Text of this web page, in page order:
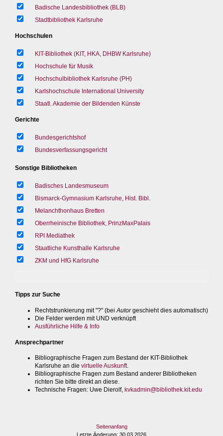
Badische Landesbibliothek (BLB)
Stadtbibliothek Karlsruhe
Hochschulen
KIT-Bibliothek (KIT, HKA, DHBW Karlsruhe)
Hochschule für Musik
Hochschulbibliothek Karlsruhe (PH)
Karlshochschule International University
Staatl. Akademie der Bildenden Künste
Gerichte
Bundesgerichtshof
Bundesverfassungsgericht
Sonstige Bibliotheken
Badisches Landesmuseum
Bismarck-Gymnasium Karlsruhe, Hist. Bibl.
Melanchthonhaus Bretten
Oberrheinische Bibliothek, PrinzMaxPalais
RPI Mediathek
Staatliche Kunsthalle Karlsruhe
ZKM und HfG Karlsruhe
Tipps zur Suche
Rechtstrunkierung mit "?" (bei Autorgeschieht dies automatisch)
Die Felder werden mit UND verknüpft
Ausführliche Hilfe & Info
Ansprechpartner
Bibliographische Fragen zum Bestand der KIT-Bibliothek
Karlsruhe an die virtuelle Auskunft.
Bibliographische Fragen zum Bestand anderer Bibliotheken
richten Sie bitte direkt an diese.
Technische Fragen: Uwe Dierolf, kvkadmin@bibliothek.kit.edu
Seitenanfang
Letzte Änderung: 30.03.2026